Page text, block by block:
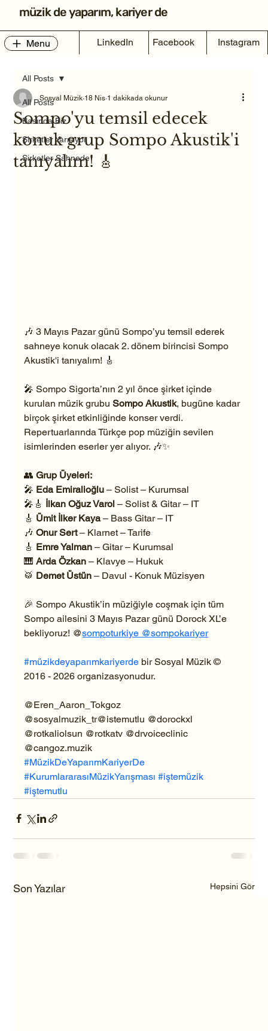
müzik de yaparım, kariyer de
Menu LinkedIn Facebook Instagram
All Posts
Basında Biz
Şirketler Yarışıyor
Şirketler Sahnede
All Posts
Sompo'yu temsil edecek
konuk grup Sompo Akustik'i
tanıyalım! 🎸
Sosyal Müzik 18 Nis 1 dakikada okunur
🎶 3 Mayıs Pazar günü Sompo’yu temsil ederek
sahneye konuk olacak 2. dönem birincisi Sompo
Akustik'i tanıyalım! 🎸
🎤 Sompo Sigorta’nın 2 yıl önce şirket içinde
kurulan müzik grubu Sompo Akustik, bugüne kadar
birçok şirket etkinliğinde konser verdi.
Repertuarlarında Türkçe pop müziğin sevilen
isimlerinden eserler yer alıyor. 🎶✨
👥 Grup Üyeleri:
🎤 Eda Emiralioğlu – Solist – Kurumsal
🎤🎸 İlkan Oğuz Varol – Solist & Gitar – IT
🎸 Ümit İlker Kaya – Bass Gitar – IT
🎶 Onur Sert – Klarnet – Tarife
🎸 Emre Yalman – Gitar – Kurumsal
🎹 Arda Özkan – Klavye – Hukuk
🥁 Demet Üstün – Davul - Konuk Müzisyen
🎉 Sompo Akustik’in müziğiyle coşmak için tüm
Sompo ailesini 3 Mayıs Pazar günü Dorock XL’e
bekliyoruz! @sompoturkiye @sompokariyer
#müzikdeyaparımkariyerde bir Sosyal Müzik ©
2016 - 2026 organizasyonudur.
@Eren_Aaron_Tokgoz
@sosyalmuzik_tr@istemutlu @dorockxl
@rotkaliolsun @rotkatv @drvoiceclinic
@cangoz.muzik
#MüzikDeYaparımKariyerDe
#KurumlararasıMüzikYarışması #iştemüzik
#iştemutlu
Son Yazılar Hepsini Gör